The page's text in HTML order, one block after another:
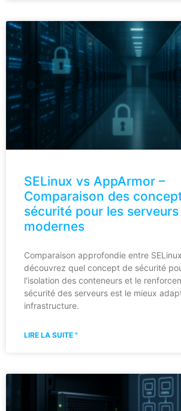
SELinux vs AppArmor –
Comparaison des
sécurité pour les
modernes
Comparaison approfondie entre
découvrez quel concept de sécurité
l'isolation des conteneurs et le
sécurité des serveurs est le mieux
infrastructure.
LIRE LA SUITE "